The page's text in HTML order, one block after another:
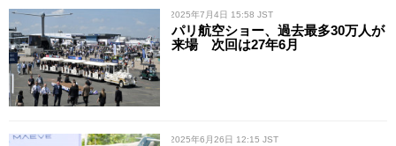
/ 2025年7月4日 15:58 JST
パリ航空ショー、過去最多30万人が
来場 次回は27年6月
/ 2025年6月26日 12:15 JST